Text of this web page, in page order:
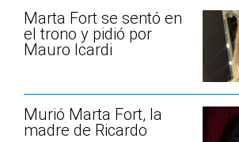
Marta Fort se sentó en
el trono y pidió por
Mauro Icardi
Murió Marta Fort, la
madre de Ricardo